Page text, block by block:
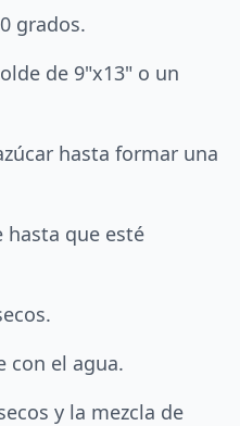
grados.
de 9"x13" o un
hasta formar una
hasta que esté
con el agua.
y la mezcla de